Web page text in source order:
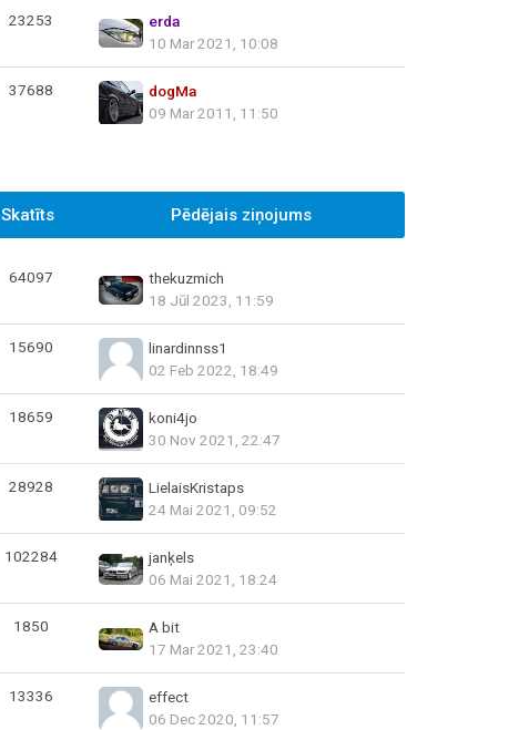
23253
erda
10 Mar 2021, 10:08
37688
dogMa
09 Mar 2011, 11:50
Skatīts Pēdējais ziņojums
64097
thekuzmich
18 Jūl 2023, 11:59
15690
linardinnss1
02 Feb 2022, 18:49
18659
koni4jo
30 Nov 2021, 22:47
28928
LielaisKristaps
24 Mai 2021, 09:52
102284
janķels
06 Mai 2021, 18:24
1850
A bit
17 Mar 2021, 23:40
13336
effect
06 Dec 2020, 11:57